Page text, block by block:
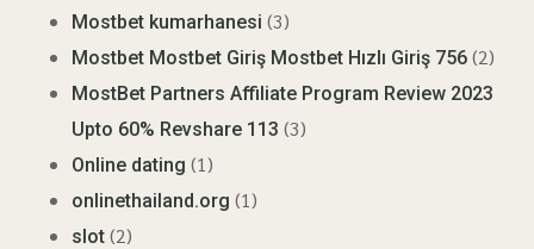
Mostbet kumarhanesi (3)
Mostbet Mostbet Giriş Mostbet Hızlı Giriş 756 (2)
MostBet Partners Affiliate Program Review 2023
Upto 60% Revshare 113 (3)
Online dating (1)
onlinethailand.org (1)
slot (2)